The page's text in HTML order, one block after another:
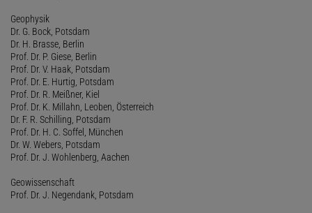
Geophysik
Dr. G. Bock, Potsdam
Dr. H. Brasse, Berlin
Prof. Dr. P. Giese, Berlin
Prof. Dr. V. Haak, Potsdam
Prof. Dr. E. Hurtig, Potsdam
Prof. Dr. R. Meißner, Kiel
Prof. Dr. K. Millahn, Leoben, Österreich
Dr. F. R. Schilling, Potsdam
Prof. Dr. H. C. Soffel, München
Dr. W. Webers, Potsdam
Prof. Dr. J. Wohlenberg, Aachen
Geowissenschaft
Prof. Dr. J. Negendank, Potsdam